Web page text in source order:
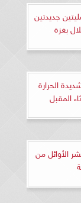
جديدتين
بغزة
الحرارة
المقبل
الأوائل من